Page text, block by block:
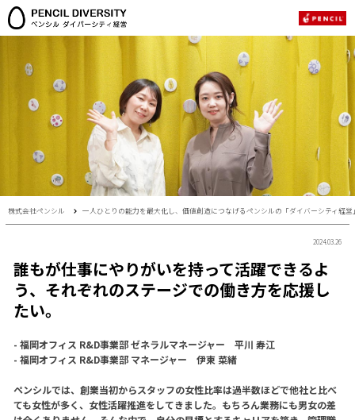
株式会社ペンシル 一人ひとりの能力を最大化し、価値創造につなげるペンシルの「ダイバーシティ経営
2024.03.26
誰もが仕事にやりがいを持って活躍できるよ
う、それぞれのステージでの働き方を応援し
たい。
- 福岡オフィス R&D事業部 ゼネラルマネージャー 平川 寿江
- 福岡オフィス R&D事業部 マネージャー 伊東 菜緒
ペンシルでは、創業当初からスタッフの女性比率は過半数ほどで他社と比べ
ても女性が多く、女性活躍推進をしてきました。もちろん業務にも男女の差